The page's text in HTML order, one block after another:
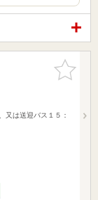
お気に入
りに追加
は送迎バス１５：